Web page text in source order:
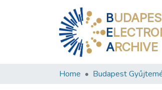
B
E
ARCHIVE
Home Budapest